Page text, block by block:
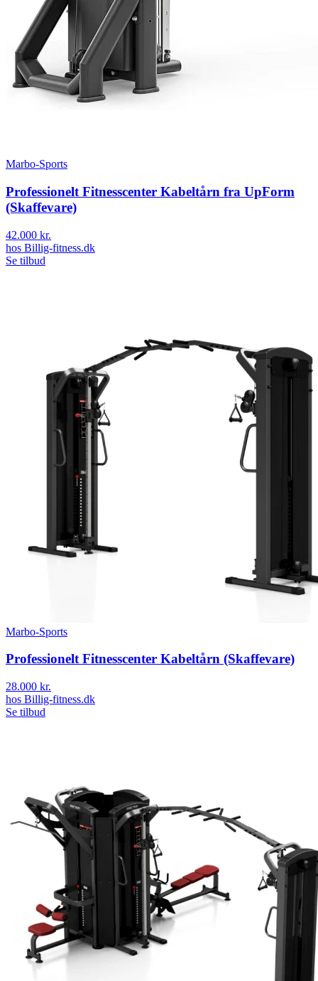
Marbo-Sports
Professionelt Fitnesscenter Kabeltårn fra UpForm
(Skaffevare)
42.000 kr.
hos Billig-fitness.dk
Se tilbud
Marbo-Sports
Professionelt Fitnesscenter Kabeltårn (Skaffevare)
28.000 kr.
hos Billig-fitness.dk
Se tilbud